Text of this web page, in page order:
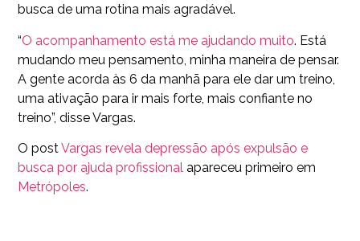
busca de uma rotina mais agradável.
“O acompanhamento está me ajudando muito. Está
mudando meu pensamento, minha maneira de pensar.
A gente acorda às 6 da manhã para ele dar um treino,
uma ativação para ir mais forte, mais confiante no
treino”, disse Vargas.
O postVargas revela depressão após expulsão e
busca por ajuda profissional apareceu primeiro em
Metrópoles.